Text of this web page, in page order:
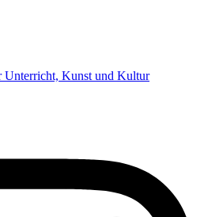
Unterricht, Kunst und Kultur